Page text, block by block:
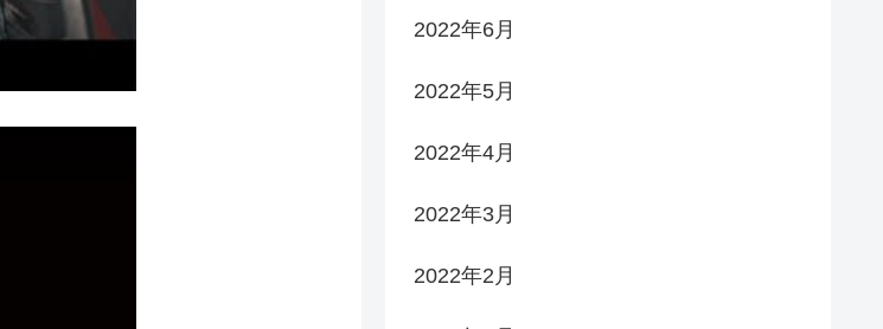
2022年6月
2022年5月
2022年4月
2022年3月
2022年2月